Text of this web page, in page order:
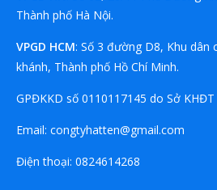
Thành phố Hà Nội.
VPGD HCM: Số 3 đường D8, Khu dân
khánh, Thành phố Hồ Chí Minh.
GPĐKKD số 0110117145 do Sở KHĐT
Email: congtyhatten@gmail.com
Điện thoại: 0824614268